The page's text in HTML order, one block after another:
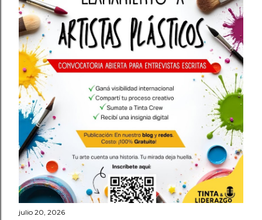
julio 20, 2026